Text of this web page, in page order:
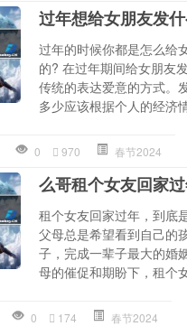
过年想给女朋友发
过年的时候你都是怎么给
的? 在过年期间给女朋友
传统的表达爱意的方式。
多少应该根据个人的经济
0 970 春节2024
么哥租个女友回家
租个女友回家过年，到底
父母总是希望看到自己的
子，完成一辈子最大的婚
母的催促和期盼下，租个
0 174 春节2024